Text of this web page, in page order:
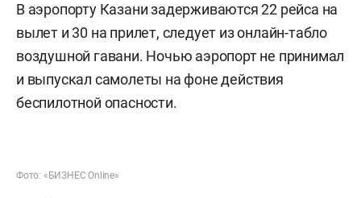
В аэропорту Казани задерживаются 22 рейса на
вылет и 30 на прилет, следует из онлайн-табло
воздушной гавани. Ночью аэропорт не принимал
и выпускал самолеты на фоне действия
беспилотной опасности.
Фото: «БИЗНЕС Online»